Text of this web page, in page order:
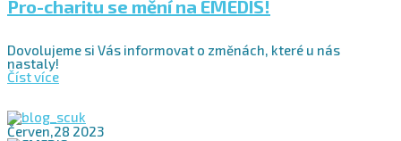
Pro-charitu se mění na EMEDIS!
Dovolujeme si Vás informovat o změnách, které u nás
nastaly!
Číst více
Červen,28 2023